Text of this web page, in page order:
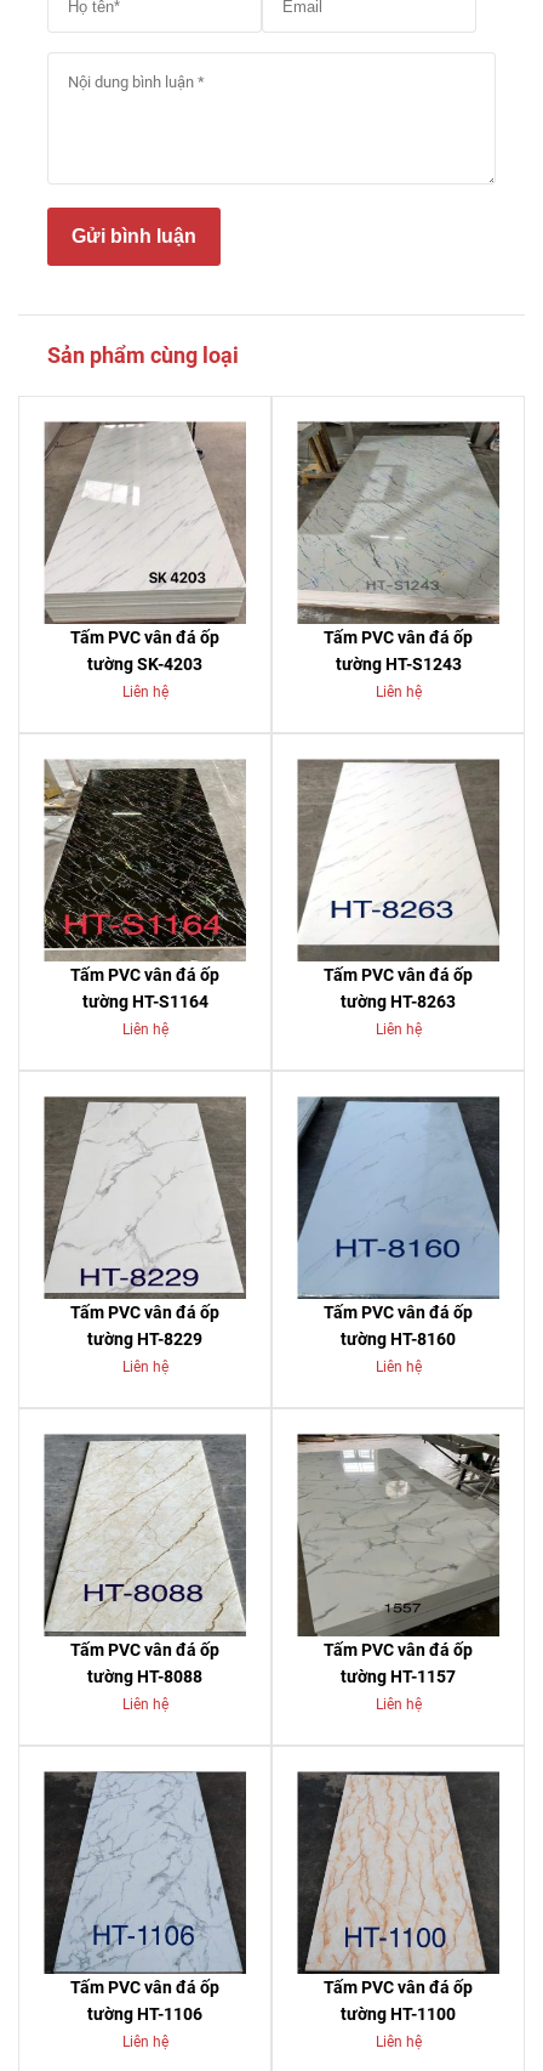
Gửi bình luận
Sản phẩm cùng loại
Tấm PVC vân đá ốp
tường SK-4203
Liên hệ
Tấm PVC vân đá ốp
tường HT-S1243
Liên hệ
Tấm PVC vân đá ốp
tường HT-S1164
Liên hệ
Tấm PVC vân đá ốp
tường HT-8263
Liên hệ
Tấm PVC vân đá ốp
tường HT-8229
Liên hệ
Tấm PVC vân đá ốp
tường HT-8160
Liên hệ
Tấm PVC vân đá ốp
tường HT-8088
Liên hệ
Tấm PVC vân đá ốp
tường HT-1157
Liên hệ
Tấm PVC vân đá ốp
tường HT-1106
Liên hệ
Tấm PVC vân đá ốp
tường HT-1100
Liên hệ